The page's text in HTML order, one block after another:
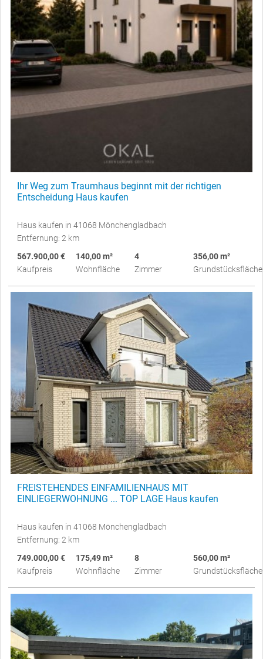
Ihr Weg zum Traumhaus beginnt mit der richtigen
Entscheidung Haus kaufen
Haus kaufen in 41068 Mönchengladbach
Entfernung: 2 km
567.900,00 €
Kaufpreis
140,00 m²
Wohnfläche
4
Zimmer
356,00 m²
Grundstücksfläche
FREISTEHENDES EINFAMILIENHAUS MIT
EINLIEGERWOHNUNG ... TOP LAGE Haus kaufen
Haus kaufen in 41068 Mönchengladbach
Entfernung: 2 km
749.000,00 €
Kaufpreis
175,49 m²
Wohnfläche
8
Zimmer
560,00 m²
Grundstücksfläche